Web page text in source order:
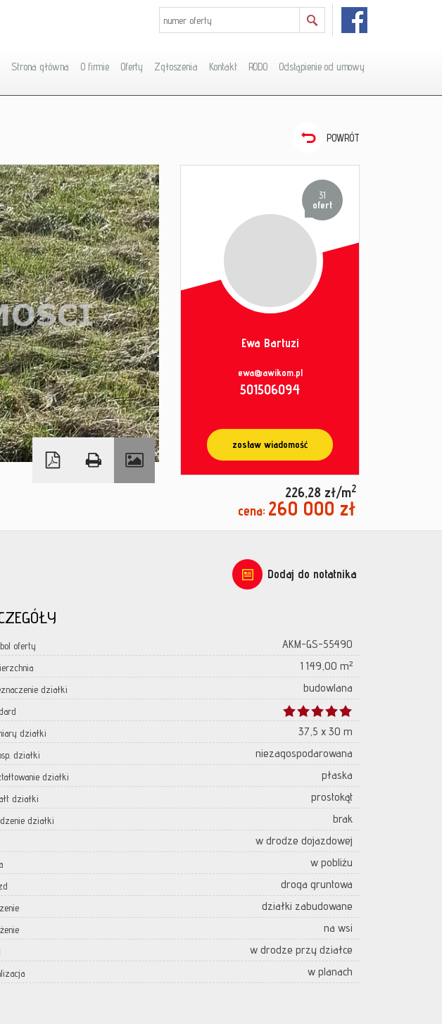
Strona główna O firmie Oferty Zgłoszenia Kontakt RODO Odstąpienie od umowy
POWRÓT
31
ofert
Ewa Bartuzi
ewa@awikom.pl
501506094
zostaw wiadomość
226,28 zł/m2
cena: 260 000 zł
Dodaj do notatnika
oferty AKM-GS-55490
1 149,00 m²
działki budowlana
działki
37,5 x 30 m
działki niezagospodarowana
działki płaska
działki prostokąt
działki brak
w drodze dojazdowej
w pobliżu
droga gruntowa
działki zabudowane
na wsi
w drodze przy działce
w planach